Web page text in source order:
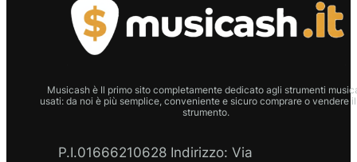
Musicash è Il primo sito completamente dedicato agli strumenti
usati: da noi è più semplice, conveniente e sicuro comprare o vendere
strumento.
P.I.01666210628 Indirizzo: Via